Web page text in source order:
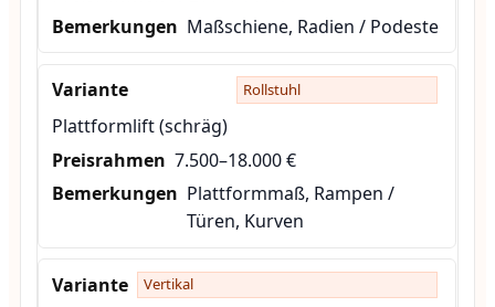
Maßschiene, Radien / Podeste
Rollstuhl
Plattformlift (schräg)
7.500–18.000 €
Plattformmaß, Rampen /
Türen, Kurven
Vertikal